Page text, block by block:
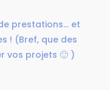
prestations… et
! (Bref, que des
vos projets 🙂 )